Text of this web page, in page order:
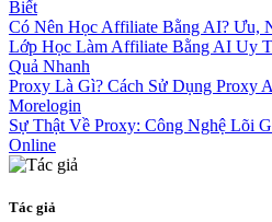
Biết
Có Nên Học Affiliate Bằng AI? Ưu,
Lớp Học Làm Affiliate Bằng AI Uy
Quả Nhanh
Proxy Là Gì? Cách Sử Dụng Proxy
Morelogin
Sự Thật Về Proxy: Công Nghệ Lõi
Online
Tác giả